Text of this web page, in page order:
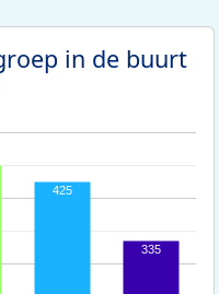
in de buurt
425
335